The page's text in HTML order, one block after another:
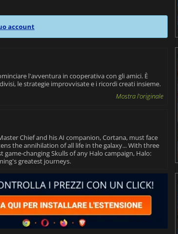
account
l'avventura in cooperativa con gli amici. È
le strategie improvvisate e i ricordi creati insieme.
Mostra l'originale
Chief and his AI companion, Cortana, must face
the annihilation of all life in the galaxy... With three
changing Skulls of any Halo campaign, Halo:
greatest journeys.